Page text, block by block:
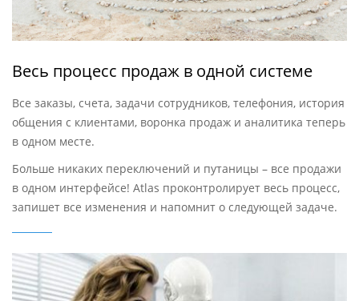
Весь процесс продаж в одной системе
Все заказы, счета, задачи сотрудников, телефония, история
общения с клиентами, воронка продаж и аналитика теперь
в одном месте.
Больше никаких переключений и путаницы – все продажи
в одном интерфейсе! Atlas проконтролирует весь процесс,
запишет все изменения и напомнит о следующей задаче.